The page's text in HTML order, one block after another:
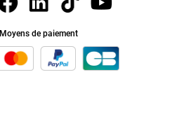
Moyens de paiement